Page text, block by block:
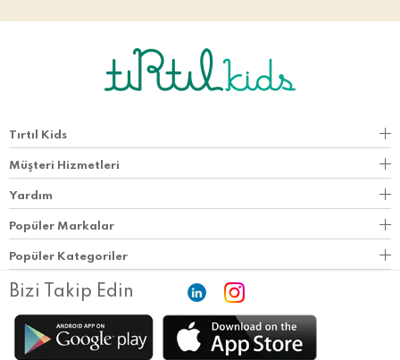
Tırtıl Kids
Müşteri Hizmetleri
Yardım
Popüler Markalar
Popüler Kategoriler
Bizi Takip Edin